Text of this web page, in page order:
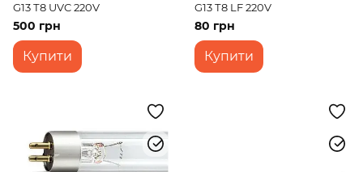
G13 Т8 UVC 220V
500 грн
Купити
G13 Т8 LF 220V
80 грн
Купити